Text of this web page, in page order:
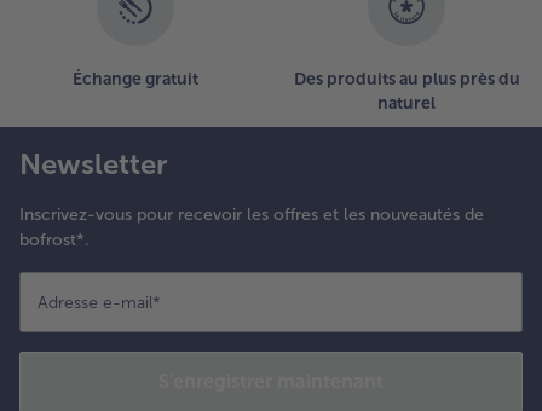
Échange gratuit
Des produits au plus près du
naturel
Newsletter
Inscrivez-vous pour recevoir les offres et les nouveautés de
bofrost*.
Adresse e-mail*